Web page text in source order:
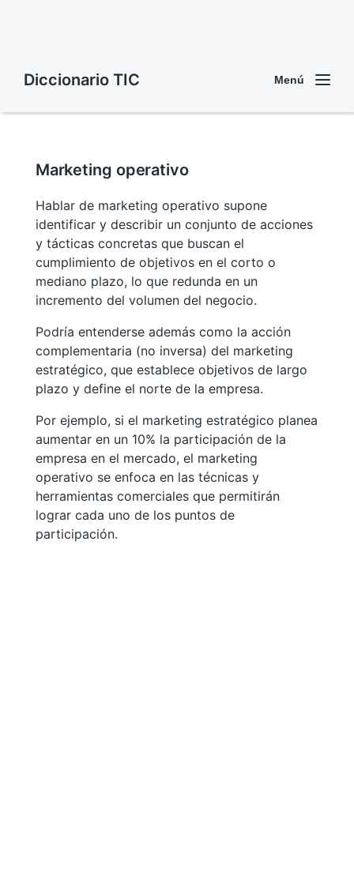
Diccionario TIC Menú
Marketing operativo
Hablar de marketing operativo supone
identificar y describir un conjunto de acciones
y tácticas concretas que buscan el
cumplimiento de objetivos en el corto o
mediano plazo, lo que redunda en un
incremento del volumen del negocio.
Podría entenderse además como la acción
complementaria (no inversa) del marketing
estratégico, que establece objetivos de largo
plazo y define el norte de la empresa.
Por ejemplo, si el marketing estratégico planea
aumentar en un 10% la participación de la
empresa en el mercado, el marketing
operativo se enfoca en las técnicas y
herramientas comerciales que permitirán
lograr cada uno de los puntos de
participación.